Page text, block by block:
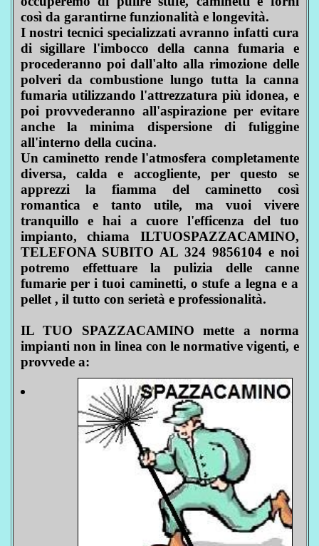
così da garantirne funzionalità e longevità.
I nostri tecnici specializzati avranno infatti cura
di sigillare l'imbocco della canna fumaria e
procederanno poi dall'alto alla rimozione delle
polveri da combustione lungo tutta la canna
fumaria utilizzando l'attrezzatura più idonea, e
poi provvederanno all'aspirazione per evitare
anche la minima dispersione di fuliggine
all'interno della cucina.
Un caminetto rende l'atmosfera completamente
diversa, calda e accogliente, per questo se
apprezzi la fiamma del caminetto così
romantica e tanto utile, ma vuoi vivere
tranquillo e hai a cuore l'efficenza del tuo
impianto, chiama ILTUOSPAZZACAMINO,
TELEFONA SUBITO AL 324 9856104 e noi
potremo effettuare la pulizia delle canne
fumarie per i tuoi caminetti, o stufe a legna e a
pellet , il tutto con serietà e professionalità.
IL TUO SPAZZACAMINO mette a norma
impianti non in linea con le normative vigenti, e
provvede a: